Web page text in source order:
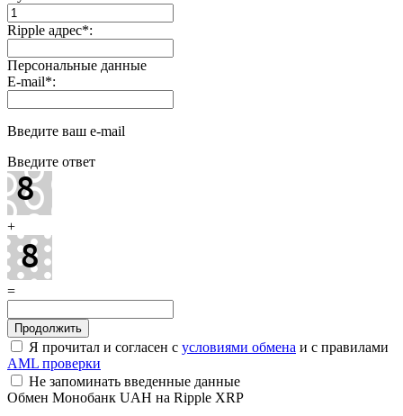
Ripple адрес*:
Персональные данные
E-mail*:
Введите ваш e-mail
Введите ответ
+
=
Я прочитал и согласен с условиями обмена и с правилами
AML проверки
Не запоминать введенные данные
Обмен Монобанк UAH на Ripple XRP